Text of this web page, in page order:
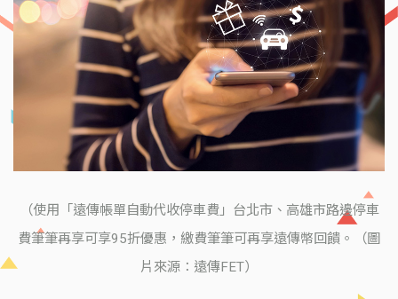
（使用「遠傳帳單自動代收停車費」台北市、高雄市路邊停車
費筆筆再享可享95折優惠，繳費筆筆可再享遠傳幣回饋。（圖
片來源：遠傳FET）